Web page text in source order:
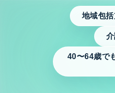
地域包
40〜64歳で
交通のご案内
Kite art
Prologue